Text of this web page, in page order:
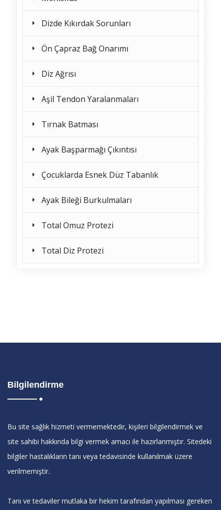
Dizde Kıkırdak Sorunları
Ön Çapraz Bağ Onarımı
Diz Ağrısı
Aşil Tendon Yaralanmaları
Tırnak Batması
Ayak Başparmağı Çıkıntısı
Çocuklarda Esnek Düz Tabanlık
Ayak Bileği Burkulmaları
Total Omuz Protezi
Total Diz Protezi
Bilgilendirme
Bu site sağlık hizmeti vermemektedir, kişileri bilgilendirmek ve
site sahibi hakkında bilgi vermek amacı ile hazırlanmıştır. Sitedeki
bilgiler hastalıkların tanı veya tedavisinde kullanılmak üzere
verilmemiştir.
Tanı ve tedaviler mutlaka bir hekim tarafından yapılması gereken